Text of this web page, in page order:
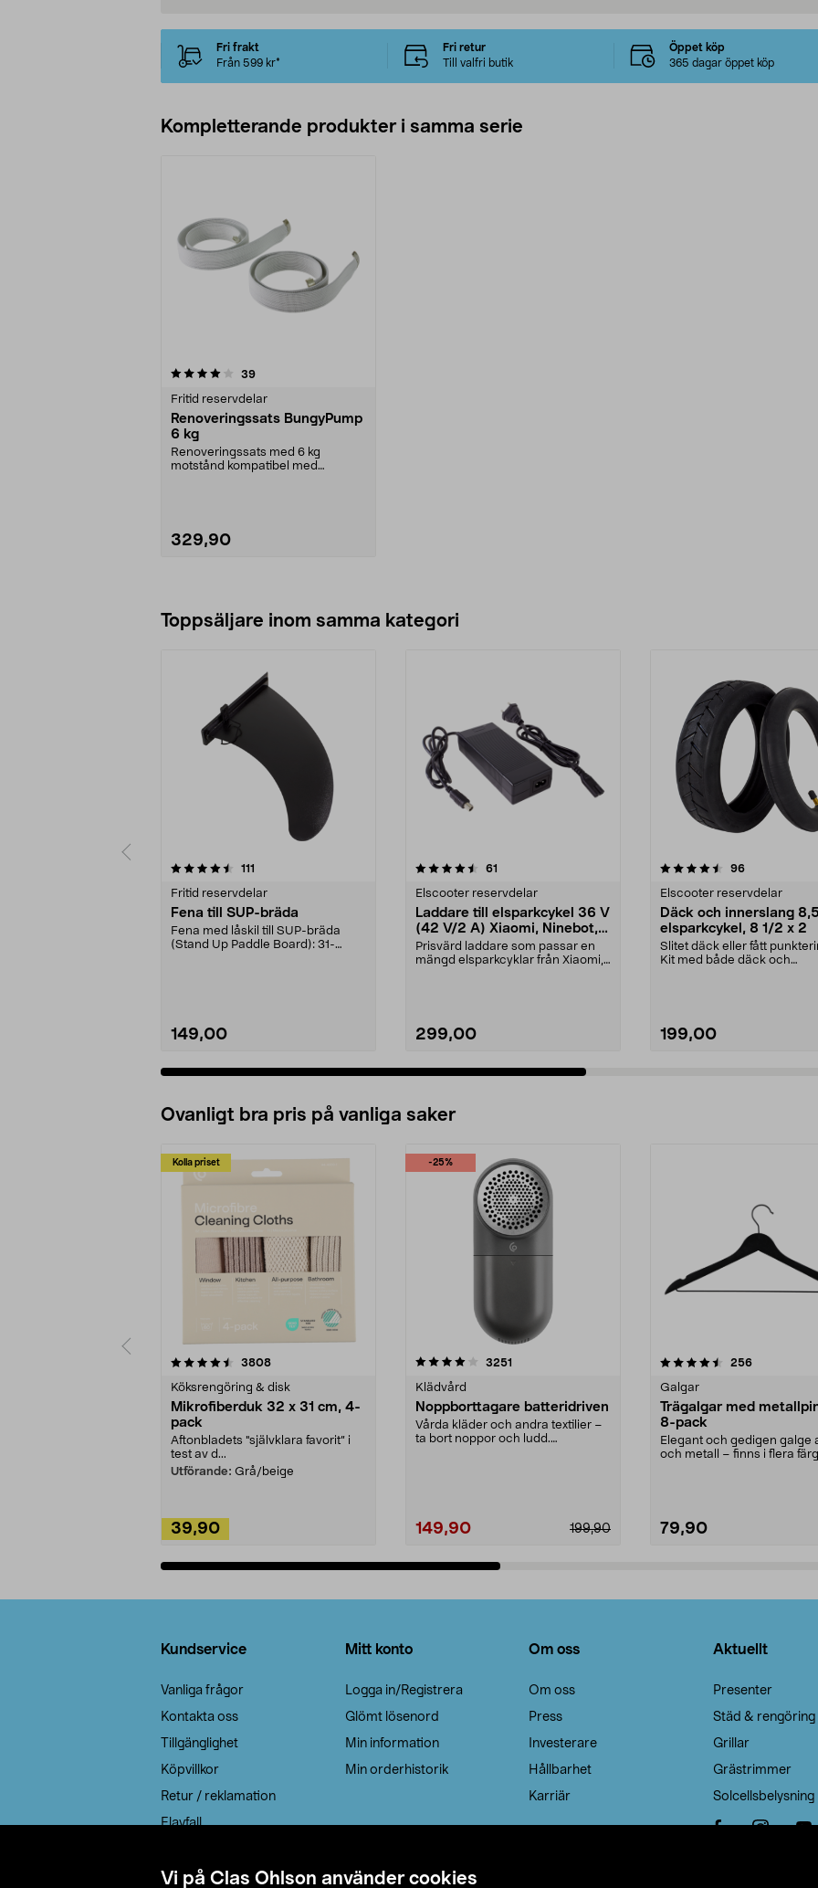
Vi på Clas Ohlson använder cookies
Fri frakt
Från 599 kr*
Fri retur
Till valfri butik
Öppet köp
365 dagar öppet köp
Kompletterande produkter i samma serie
39recensioner
Fritid reservdelar
Renoveringssats BungyPump
6 kg
Renoveringssats med 6 kg
motstånd kompatibel med
329,90
Toppsäljare inom samma kategori
111
Fritid reservdelar
Fena till SUP-bräda
Fena med låskil till SUP-bräda
(Stand Up Paddle Board): 31-
149,00
4.5 av 5 stjärnor 61
Elscooter reservdelar
Laddare till elsparkcykel 36 V
(42 V/2 A) Xiaomi, Ninebot,
E-Way m.fl.
Prisvärd laddare som passar en
mängd elsparkcyklar från Xiaomi,
299,00
4.5 av 5 stjärnor 96recensioner
Elscooter reservdelar
Däck och innerslang
elsparkcykel, 8 1/2 x 2
Slitet däck eller fått
Kit med både däck och
199,00
4.5 av 5 stjärnor
Ovanligt bra pris på vanliga saker
Kolla priset
3808recensioner
Köksrengöring & disk
Mikrofiberduk 32 x 31 cm, 4-
pack
Aftonbladets "självklara favorit” i
test av d...
Utförande: Grå/beige
39,90
-25%
4.0av 5 stjärnor 3251
Klädvård
Noppborttagare batteridriven
Vårda kläder och andra textilier –
ta bort noppor och ludd.
199,90
149,90
4.5av 5 stjärnor 256recensioner
Galgar
Trägalgar med
8-pack
Elegant och gedigen galge
och metall – finns i flera
79,90
4.0av 5 stjärnor
Kundservice
Vanliga frågor
Kontakta oss
Tillgänglighet
Köpvillkor
Retur / reklamation
Elavfall
Leveransalternativ
Mitt konto
Logga in/Registrera
Glömt lösenord
Min information
Min orderhistorik
Om oss
Om oss
Press
Investerare
Hållbarhet
Karriär
Aktuellt
Presenter
Städ & rengöring
Grillar
Grästrimmer
Solcellsbelysning